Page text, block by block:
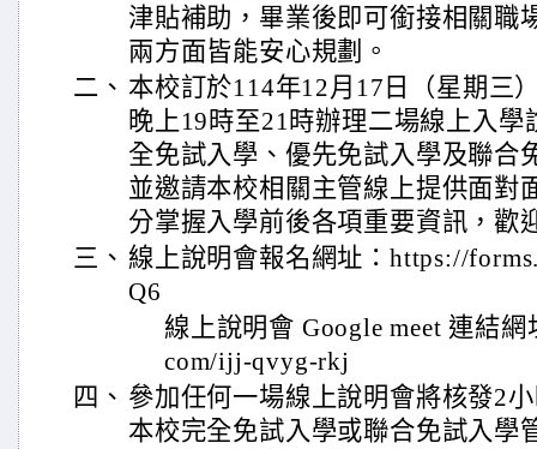
津貼補助，畢業後即可銜接相關職
兩方面皆能安心規劃。
二、 本校訂於114年12月17日（星期三
晚上19時至21時辦理二場線上入
全免試入學、優先免試入學及聯合
並邀請本校相關主管線上提供面對
分掌握入學前後各項重要資訊，歡
三、 線上說明會報名網址：https://
Q6
線上說明會 Google meet 連結
com/ijj-qvyg-rkj
四、 參加任何一場線上說明會將核發2
本校完全免試入學或聯合免試入學